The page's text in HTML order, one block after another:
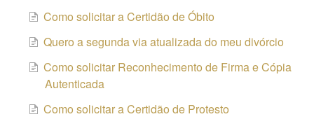
Como solicitar a Certidão de Óbito
Quero a segunda via atualizada do meu divórcio
Como solicitar Reconhecimento de Firma e Cópia
Autenticada
Como solicitar a Certidão de Protesto